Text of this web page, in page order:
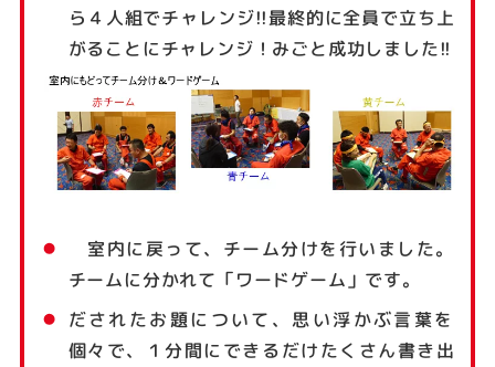
ら４人組でチャレンジ!!最終的に全員で立ち上
がることにチャレンジ！みごと成功しました!!
室内に戻って、チーム分けを行いました。
チームに分かれて「ワードゲーム」です。
だされたお題について、思い浮かぶ言葉を
個々で、１分間にできるだけたくさん書き出